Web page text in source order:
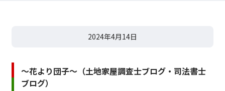
2024年4月14日
〜花より団子〜（土地家屋調査士ブログ・司法書士
ブログ）